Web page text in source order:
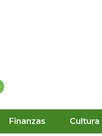
Finanzas Cultura